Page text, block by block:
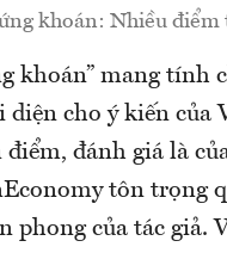
khoán: Nhiều điểm
khoán” mang tính
diện cho ý kiến của
đánh giá là
tôn trọng
phong của tác giả.